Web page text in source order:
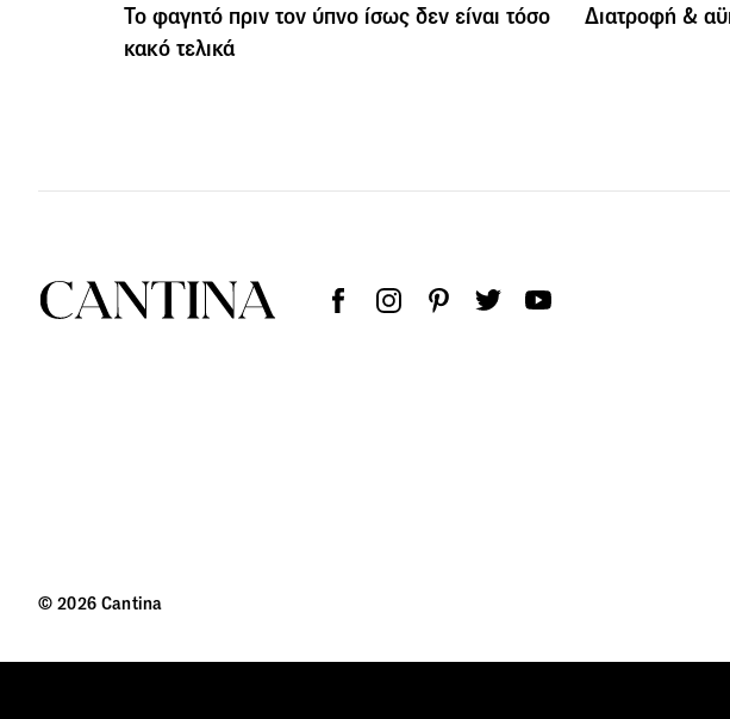
Το φαγητό πριν τον ύπνο ίσως δεν είναι τόσο
κακό τελικά
Διατροφή &
© 2026 Cantina